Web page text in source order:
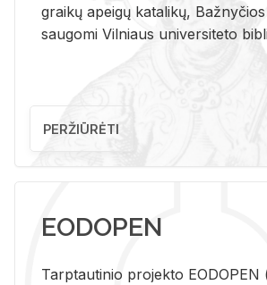
graikų apeigų katalikų,
saugomi Vilniaus universiteto
PERŽIŪRĖTI
EODOPEN
Tarp­tau­ti­nio pro­jek­to EO­DO­PEN